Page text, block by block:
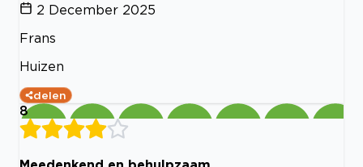
2 December 2025
Frans
Huizen
delen
8